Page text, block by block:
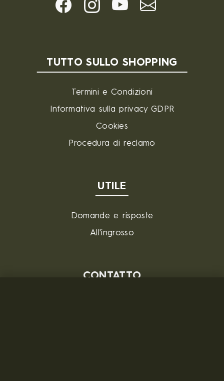
TUTTO SULLO SHOPPING
Termini e Condizioni
Informativa sulla privacy GDPR
Cookies
Procedura di reclamo
UTILE
Domande e risposte
All'ingrosso
CONTATTO